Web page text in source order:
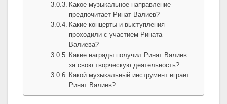
Какое музыкальное направление
предпочитает Ринат Валиев?
Какие концерты и выступления
проходили с участием Рината
Валиева?
Какие награды получил Ринат Валиев
за свою творческую деятельность?
Какой музыкальный инструмент играет
Ринат Валиев?